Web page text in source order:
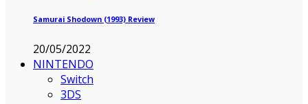
Samurai Shodown (1993) Review
20/05/2022
NINTENDO
Switch
3DS